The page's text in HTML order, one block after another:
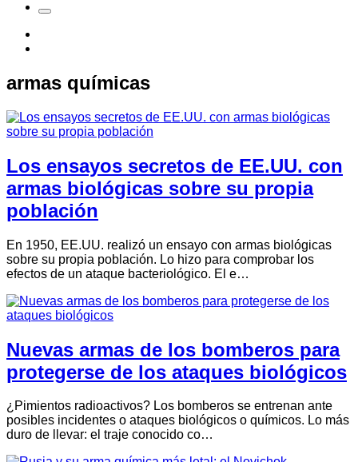
armas químicas
Los ensayos secretos de EE.UU. con
armas biológicas sobre su propia
población
En 1950, EE.UU. realizó un ensayo con armas biológicas
sobre su propia población. Lo hizo para comprobar los
efectos de un ataque bacteriológico. El e…
Nuevas armas de los bomberos para
protegerse de los ataques biológicos
¿Pimientos radioactivos? Los bomberos se entrenan ante
posibles incidentes o ataques biológicos o químicos. Lo más
duro de llevar: el traje conocido co…